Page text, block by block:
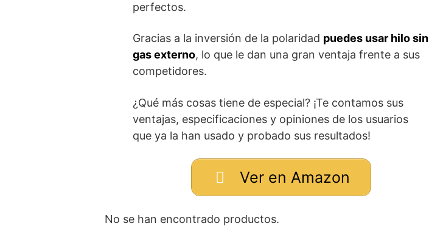
perfectos.
Gracias a la inversión de la polaridad puedes usar hilo sin
gas externo, lo que le dan una gran ventaja frente a sus
competidores.
¿Qué más cosas tiene de especial? ¡Te contamos sus
ventajas, especificaciones y opiniones de los usuarios
que ya la han usado y probado sus resultados!
Ver en Amazon
No se han encontrado productos.